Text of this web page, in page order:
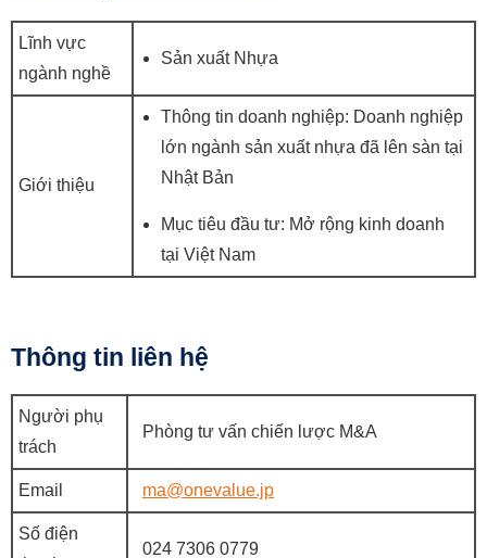
Lĩnh vực
ngành nghề
Sản xuất Nhựa
Giới thiệu
Thông tin doanh nghiệp: Doanh nghiệp
lớn ngành sản xuất nhựa đã lên sàn tại
Nhật Bản
Mục tiêu đầu tư: Mở rộng kinh doanh
tại Việt Nam
Thông tin liên hệ
Người phụ
trách
Phòng tư vấn chiến lược M&A
Email ma@onevalue.jp
Số điện
024 7306 0779